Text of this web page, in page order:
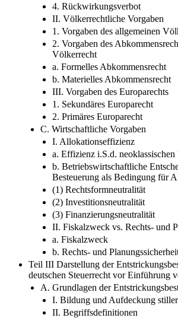
4. Rückwirkungsverbot
II. Völkerrechtliche Vorgaben
1. Vorgaben des allgemeinen
2. Vorgaben des
Völkerrecht
a. Formelles Abkommensrecht
b. Materielles Abkommensrecht
III. Vorgaben des Europarechts
1. Sekundäres Europarecht
2. Primäres Europarecht
C. Wirtschaftliche Vorgaben
I. Allokationseffizienz
a. Effizienz i.S.d.
b. Betriebswirtschaftliche
Besteuerung als Bedingung für
(1) Rechtsformneutralität
(2) Investitionsneutralität
(3) Finanzierungsneutralität
II. Fiskalzweck vs. Rechts- und
a. Fiskalzweck
b. Rechts- und
Teil III Darstellung der
deutschen Steuerrecht vor Einführung
A. Grundlagen der
I. Bildung und Aufdeckung stiller
II. Begriffsdefinitionen